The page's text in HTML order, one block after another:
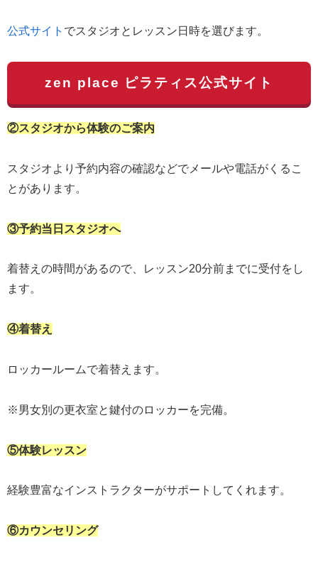
公式サイト でスタジオとレッスン日時を選びます。
zen place ピラティス公式サイト
②スタジオから体験のご案内
スタジオより予約内容の確認などでメールや電話がくるこ
とがあります。
③予約当日スタジオへ
着替えの時間があるので、レッスン20分前までに受付をし
ます。
④着替え
ロッカールームで着替えます。
※男女別の更衣室と鍵付のロッカーを完備。
⑤体験レッスン
経験豊富なインストラクターがサポートしてくれます。
⑥カウンセリング